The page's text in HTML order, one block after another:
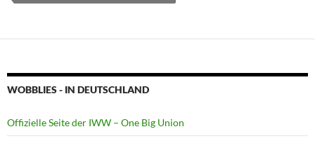
WOBBLIES - IN DEUTSCHLAND
Offizielle Seite der IWW – One Big Union